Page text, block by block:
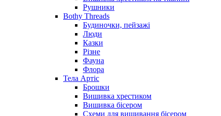
Рушники
Bothy Threads
Будиночки, пейзажі
Люди
Казки
Різне
Фауна
Флора
Тела Артіс
Брошки
Вишивка хрестиком
Вишивка бісером
Схеми для вишивання бісером